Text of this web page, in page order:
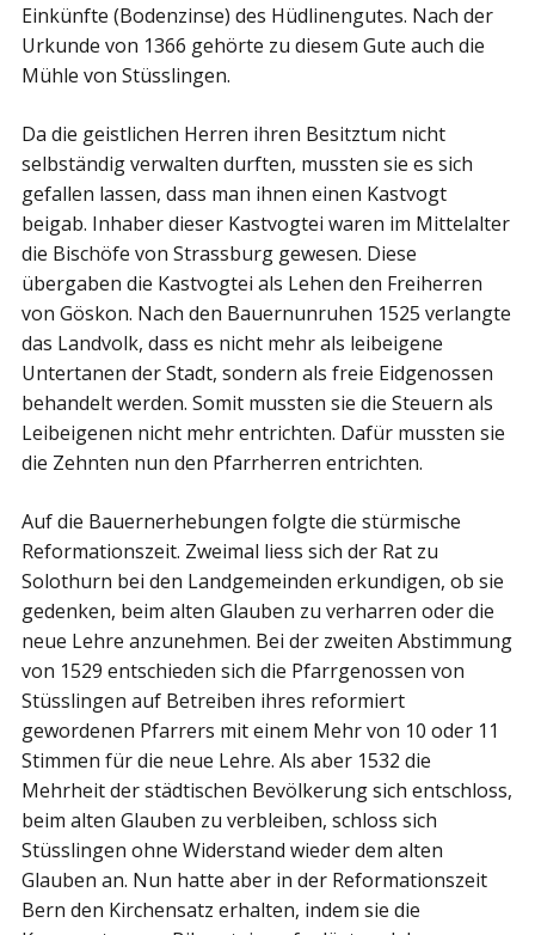
Einkünfte (Bodenzinse) des Hüdlinengutes. Nach der
Urkunde von 1366 gehörte zu diesem Gute auch die
Mühle von Stüsslingen.
Da die geistlichen Herren ihren Besitztum nicht
selbständig verwalten durften, mussten sie es sich
gefallen lassen, dass man ihnen einen Kastvogt
beigab. Inhaber dieser Kastvogtei waren im Mittelalter
die Bischöfe von Strassburg gewesen. Diese
übergaben die Kastvogtei als Lehen den Freiherren
von Göskon. Nach den Bauernunruhen 1525 verlangte
das Landvolk, dass es nicht mehr als leibeigene
Untertanen der Stadt, sondern als freie Eidgenossen
behandelt werden. Somit mussten sie die Steuern als
Leibeigenen nicht mehr entrichten. Dafür mussten sie
die Zehnten nun den Pfarrherren entrichten.
Auf die Bauernerhebungen folgte die stürmische
Reformationszeit. Zweimal liess sich der Rat zu
Solothurn bei den Landgemeinden erkundigen, ob sie
gedenken, beim alten Glauben zu verharren oder die
neue Lehre anzunehmen. Bei der zweiten Abstimmung
von 1529 entschieden sich die Pfarrgenossen von
Stüsslingen auf Betreiben ihres reformiert
gewordenen Pfarrers mit einem Mehr von 10 oder 11
Stimmen für die neue Lehre. Als aber 1532 die
Mehrheit der städtischen Bevölkerung sich entschloss,
beim alten Glauben zu verbleiben, schloss sich
Stüsslingen ohne Widerstand wieder dem alten
Glauben an. Nun hatte aber in der Reformationszeit
Bern den Kirchensatz erhalten, indem sie die